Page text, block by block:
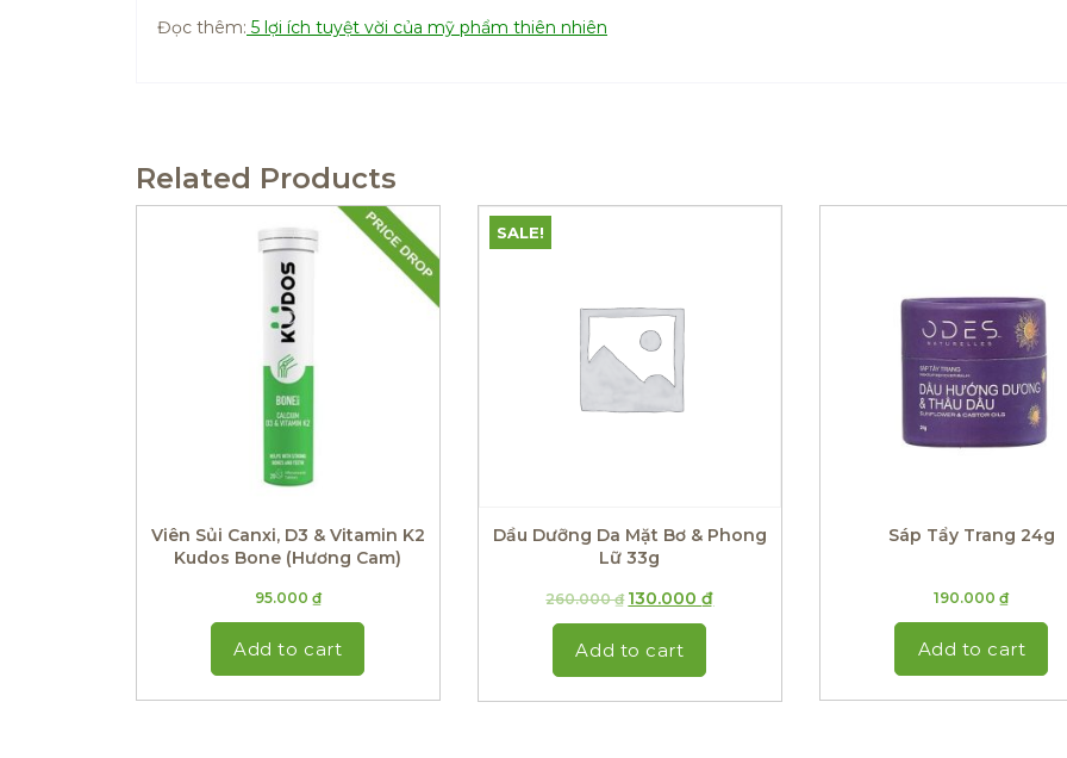
Đọc thêm: 5 lợi ích tuyệt vời của mỹ phẩm thiên nhiên
Related Products
Viên Sủi Canxi, D3 & Vitamin K2
Kudos Bone (Hương Cam)
95.000 ₫
Add to cart
SALE!
Dầu Dưỡng Da Mặt Bơ & Phong
Lữ 33g
260.000₫ 130.000₫
Add to cart
Sáp Tẩy Trang 24g
190.000₫
Add to cart